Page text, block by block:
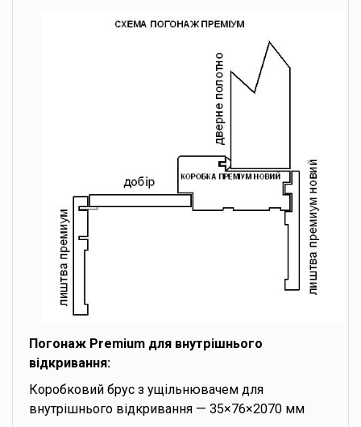
Погонаж Premium для внутрішнього
відкривання:
Коробковий брус з ущільнювачем для
внутрішнього відкривання — 35×76×2070 мм